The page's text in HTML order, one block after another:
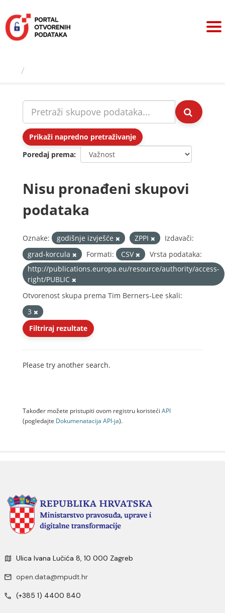
sadržaj
Prikaži napredno pretraživanje
Poredaj prema
Nisu pronađeni skupovi
podataka
Oznake: godišnje izvješće ZPPI
Izdavači:
grad-korcula
Formati: CSV
Vrsta podataka:
http://publications.europa.eu/resource/authority/access-
right/PUBLIC
Otvorenost skupa prema Tim Berners-Lee skali:
3
Filtriraj rezultate
Please try another search.
Također možete pristupiti ovom registru koristeći API
(pogledajte Dokumenаtаcijа API-jа).